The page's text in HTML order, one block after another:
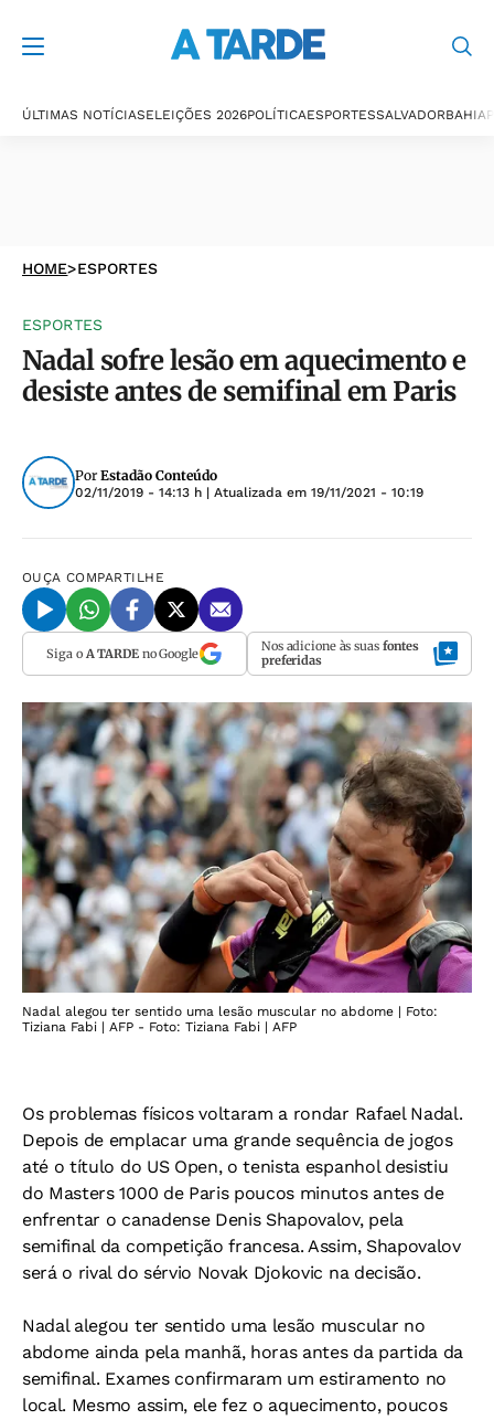
ÚLTIMAS NOTÍCIASELEIÇÕES 2026POLÍTICAESPORTESSALVADORBAHIA
HOME>ESPORTES
ESPORTES
Nadal sofre lesão em aquecimento e
desiste antes de semifinal em Paris
Por Estadão Conteúdo
02/11/2019 - 14:13 h | Atualizada em 19/11/2021 - 10:19
OUÇA COMPARTILHE
Siga o A TARDEno Google Nos adicione às suas fontes
preferidas
Nadal alegou ter sentido uma lesão muscular no abdome | Foto:
Tiziana Fabi | AFP - Foto: Tiziana Fabi | AFP
Os problemas físicos voltaram a rondar Rafael Nadal.
Depois de emplacar uma grande sequência de jogos
até o título do US Open, o tenista espanhol desistiu
do Masters 1000 de Paris poucos minutos antes de
enfrentar o canadense Denis Shapovalov, pela
semifinal da competição francesa. Assim, Shapovalov
será o rival do sérvio Novak Djokovic na decisão.
Nadal alegou ter sentido uma lesão muscular no
abdome ainda pela manhã, horas antes da partida da
semifinal. Exames confirmaram um estiramento no
local. Mesmo assim, ele fez o aquecimento, poucos